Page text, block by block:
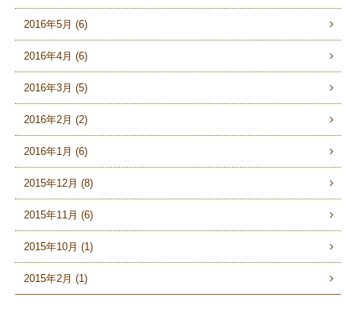
2016年5月 (6)
2016年4月 (6)
2016年3月 (5)
2016年2月 (2)
2016年1月 (6)
2015年12月 (8)
2015年11月 (6)
2015年10月 (1)
2015年2月 (1)